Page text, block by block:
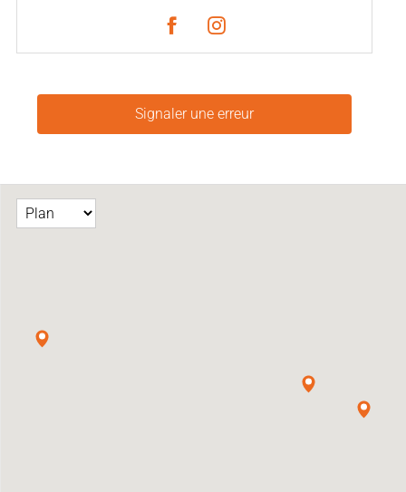
Signaler une erreur